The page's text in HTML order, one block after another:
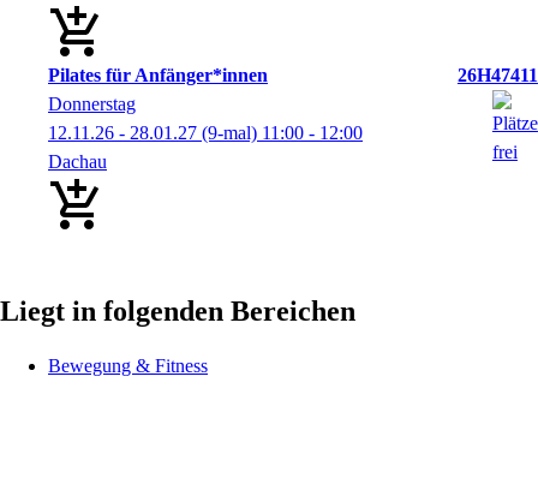
Pilates für Anfänger*innen
26H47411
Donnerstag
12.11.26 - 28.01.27 (9-mal) 11:00 - 12:00
Dachau
Liegt in folgenden Bereichen
Bewegung & Fitness